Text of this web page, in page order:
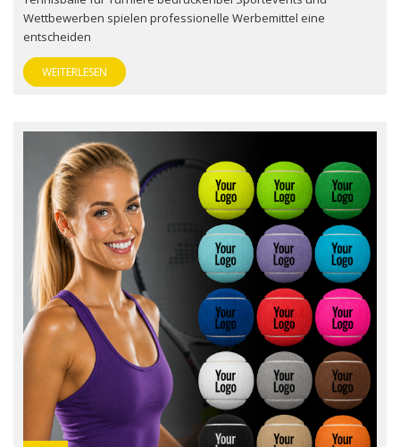
Wettbewerben spielen professionelle Werbemittel eine
entscheiden
WEITERLESEN